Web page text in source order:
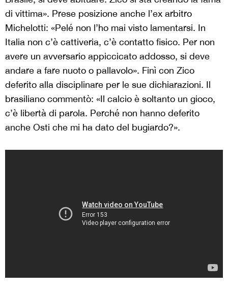
di vittima». Prese posizione anche l’ex arbitro
Michelotti: «Pelé non l’ho mai visto lamentarsi. In
Italia non c’è cattiveria, c’è contatto fisico. Per non
avere un avversario appiccicato addosso, si deve
andare a fare nuoto o pallavolo». Finì con Zico
deferito alla disciplinare per le sue dichiarazioni. Il
brasiliano commentò: «Il calcio è soltanto un gioco,
c’è libertà di parola. Perché non hanno deferito
anche Osti che mi ha dato del bugiardo?».